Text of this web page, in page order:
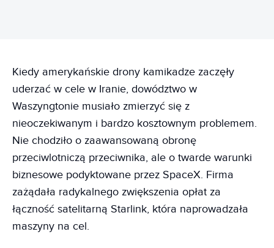
Kiedy amerykańskie drony kamikadze zaczęły
uderzać w cele w Iranie, dowództwo w
Waszyngtonie musiało zmierzyć się z
nieoczekiwanym i bardzo kosztownym problemem.
Nie chodziło o zaawansowaną obronę
przeciwlotniczą przeciwnika, ale o twarde warunki
biznesowe podyktowane przez SpaceX. Firma
zażądała radykalnego zwiększenia opłat za
łączność satelitarną Starlink, która naprowadzała
maszyny na cel.